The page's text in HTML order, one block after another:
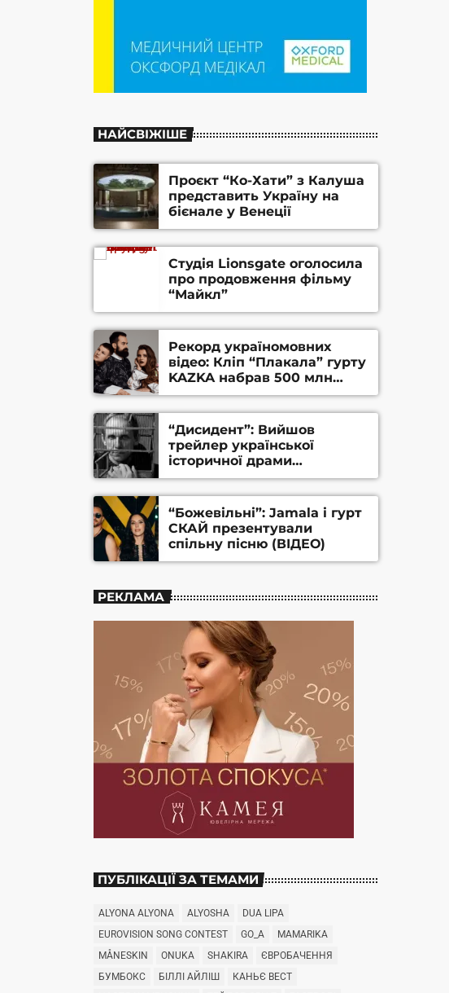
НАЙСВІЖІШЕ
Проєкт “Ко-Хати” з Калуша
представить Україну на
бієнале у Венеції
Студія Lionsgate оголосила
про продовження фільму
“Майкл”
Рекорд україномовних
відео: Кліп “Плакала” гурту
KAZKA набрав 500 млн
переглядів на YouTube
“Дисидент”: Вийшов
трейлер української
історичної драми
Станіслава Гуренка та
Андрія Алфьорова (ВІДЕО)
“Божевільні”: Jamala і гурт
СКАЙ презентували
спільну пісню (ВІДЕО)
РЕКЛАМА
ПУБЛІКАЦІЇ ЗА ТЕМАМИ
ALYONA ALYONA ALYOSHA
DUA LIPA
EUROVISION SONG CONTEST
GO_A
MAMARIKA
MÅNESKIN
ONUKA SHAKIRA
ЄВРОБАЧЕННЯ
БУМБОКС
БІЛЛІ АЙЛІШ
КАНЬЄ ВЕСТ